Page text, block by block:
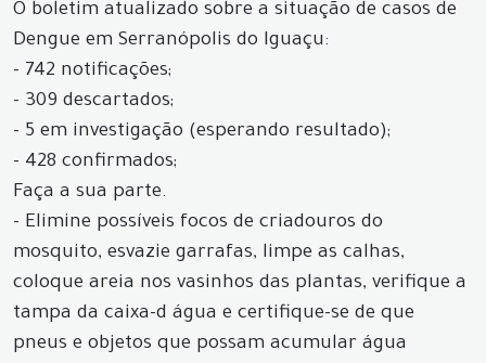
O boletim atualizado sobre a situação de casos de
Dengue em Serranópolis do Iguaçu:
- 742 notificações;
- 309 descartados;
- 5 em investigação (esperando resultado);
- 428 confirmados;
Faça a sua parte.
- Elimine possíveis focos de criadouros do
mosquito, esvazie garrafas, limpe as calhas,
coloque areia nos vasinhos das plantas, verifique a
tampa da caixa-d água e certifique-se de que
pneus e objetos que possam acumular água